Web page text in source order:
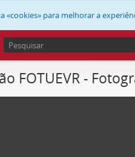
«cookies» para melhorar a
FOTUEVR -